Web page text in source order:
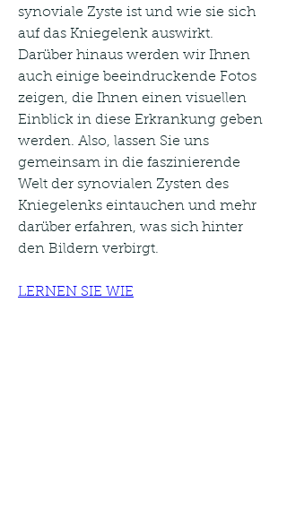
synoviale Zyste ist und wie sie sich
auf das Kniegelenk auswirkt.
Darüber hinaus werden wir Ihnen
auch einige beeindruckende Fotos
zeigen, die Ihnen einen visuellen
Einblick in diese Erkrankung geben
werden. Also, lassen Sie uns
gemeinsam in die faszinierende
Welt der synovialen Zysten des
Kniegelenks eintauchen und mehr
darüber erfahren, was sich hinter
den Bildern verbirgt.
LERNEN SIE WIE